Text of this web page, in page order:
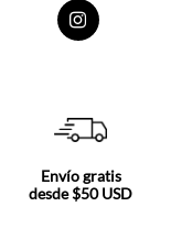
Envío gratis
desde $50 USD